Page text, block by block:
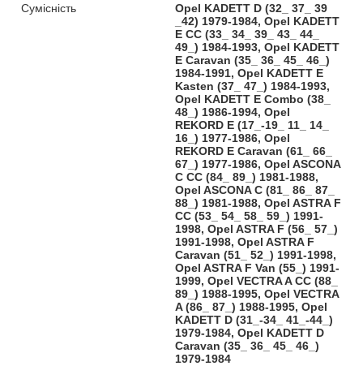
Сумісність
Opel KADETT D (32_ 37_ 39
_42) 1979-1984, Opel KADETT
E CC (33_ 34_ 39_ 43_ 44_
49_) 1984-1993, Opel KADETT
E Caravan (35_ 36_ 45_ 46_)
1984-1991, Opel KADETT E
Kasten (37_ 47_) 1984-1993,
Opel KADETT E Combo (38_
48_) 1986-1994, Opel
REKORD E (17_-19_ 11_ 14_
16_) 1977-1986, Opel
REKORD E Caravan (61_ 66_
67_) 1977-1986, Opel ASCONA
C CC (84_ 89_) 1981-1988,
Opel ASCONA C (81_ 86_ 87_
88_) 1981-1988, Opel ASTRA F
CC (53_ 54_ 58_ 59_) 1991-
1998, Opel ASTRA F (56_ 57_)
1991-1998, Opel ASTRA F
Caravan (51_ 52_) 1991-1998,
Opel ASTRA F Van (55_) 1991-
1999, Opel VECTRA A CC (88_
89_) 1988-1995, Opel VECTRA
A (86_ 87_) 1988-1995, Opel
KADETT D (31_-34_ 41_-44_)
1979-1984, Opel KADETT D
Caravan (35_ 36_ 45_ 46_)
1979-1984